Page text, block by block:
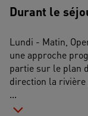
Durant le
Lundi - Matin,
une approche
partie sur le plan
direction la
...